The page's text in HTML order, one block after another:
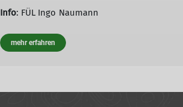
Info: FÜL Ingo Naumann
mehr erfahren